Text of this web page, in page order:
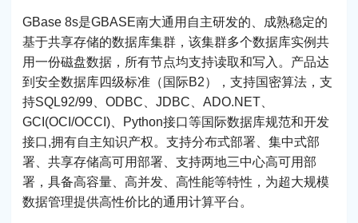
GBase 8s是GBASE南大通用自主研发的、成熟稳定的
基于共享存储的数据库集群，该集群多个数据库实例共
用一份磁盘数据，所有节点均支持读取和写入。产品达
到安全数据库四级标准（国际B2），支持国密算法，支
持SQL92/99、ODBC、JDBC、ADO.NET、
GCI(OCI/OCCI)、Python接口等国际数据库规范和开发
接口,拥有自主知识产权。支持分布式部署、集中式部
署、共享存储高可用部署、支持两地三中心高可用部
署，具备高容量、高并发、高性能等特性，为超大规模
数据管理提供高性价比的通用计算平台。